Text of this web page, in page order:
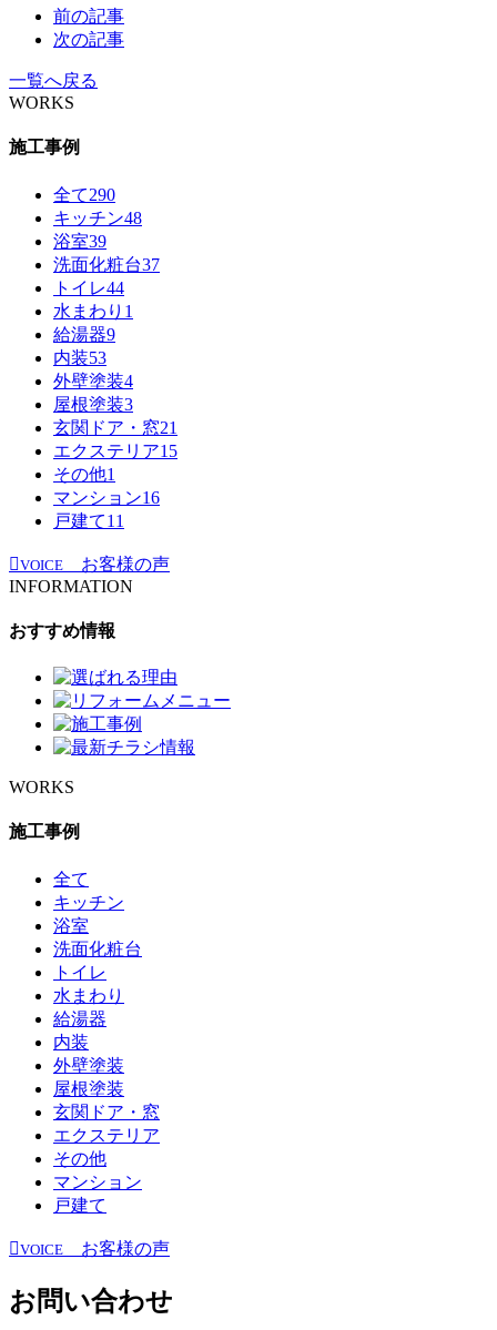
前の記事
次の記事
一覧へ戻る
WORKS
施工事例
全て290
キッチン48
浴室39
洗面化粧台37
トイレ44
水まわり 1
給湯器9
内装53
外壁塗装4
屋根塗装3
玄関ドア・窓21
エクステリア15
その他1
マンション16
戸建て11
VOICE
お客様の声
INFORMATION
おすすめ情報
WORKS
施工事例
全て
キッチン
浴室
洗面化粧台
トイレ
水まわり
給湯器
内装
外壁塗装
屋根塗装
玄関ドア・窓
エクステリア
その他
マンション
戸建て
VOICE お客様の声
お問い合わせ